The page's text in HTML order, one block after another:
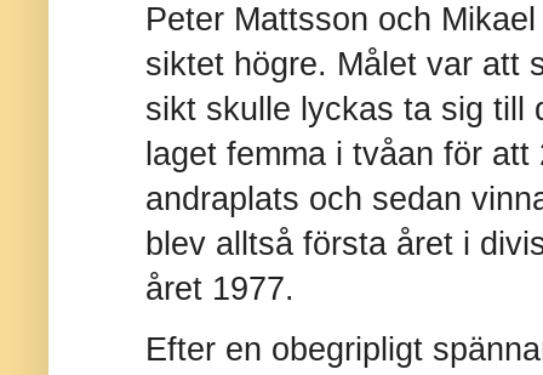
Peter Mattsson och
siktet högre. Målet var att
sikt skulle lyckas ta sig till
laget femma i tvåan för
andraplats och sedan
blev alltså första året i
året 1977.
Efter en obegripligt